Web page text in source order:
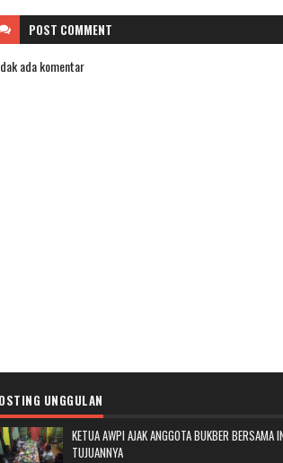
POST COMMENT
ada komentar
UNGGULAN
KETUA AWPI AJAK ANGGOTA BUKBER BERSAMA
TUJUANNYA